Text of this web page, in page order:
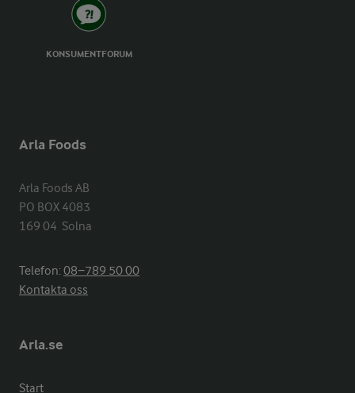
KONSUMENTFORUM
Arla Foods
Arla Foods AB
PO BOX 4083
169 04  Solna
Telefon:08−789 50 00
Kontakta oss
Arla.se
Start